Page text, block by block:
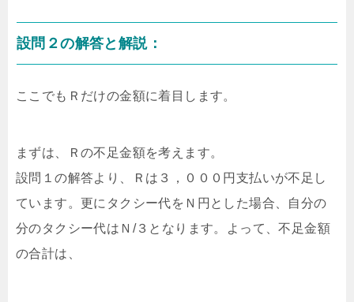
設問２の解答と解説：
ここでもＲだけの金額に着目します。
まずは、Ｒの不足金額を考えます。
設問１の解答より、Ｒは３，０００円支払いが不足し
ています。更にタクシー代をＮ円とした場合、自分の
分のタクシー代はＮ/３となります。よって、不足金額
の合計は、